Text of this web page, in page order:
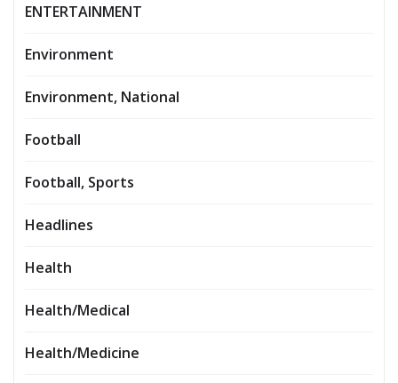
ENTERTAINMENT
Environment
Environment, National
Football
Football, Sports
Headlines
Health
Health/Medical
Health/Medicine